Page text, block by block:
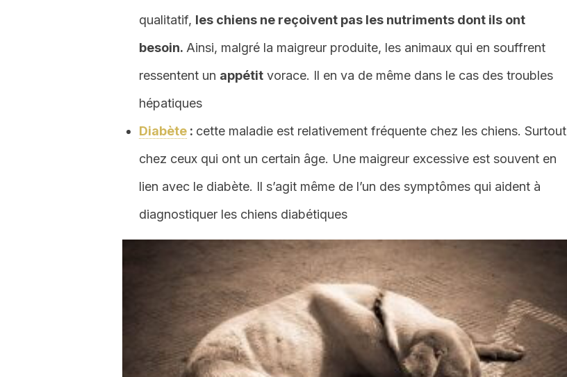
qualitatif, les chiens ne reçoivent pas les nutriments dont ils ont
besoin. Ainsi, malgré la maigreur produite, les animaux qui en souffrent
ressentent un appétit vorace. Il en va de même dans le cas des troubles
hépatiques
Diabète : cette maladie est relativement fréquente chez les chiens. Surtout
chez ceux qui ont un certain âge. Une maigreur excessive est souvent en
lien avec le diabète. Il s’agit même de l’un des symptômes qui aident à
diagnostiquer les chiens diabétiques